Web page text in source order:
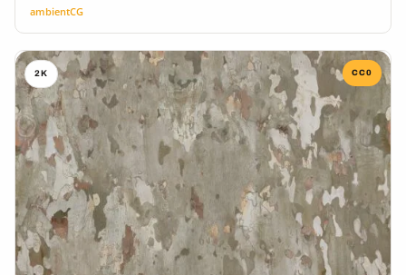
ambientCG
2K CC0